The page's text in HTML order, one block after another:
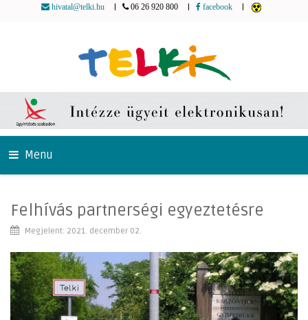
hivatal@telki.hu 06 26 920 800 facebook
Menu
Felhívás partnerségi egyeztetésre
Megjelent: 2021. december 02.